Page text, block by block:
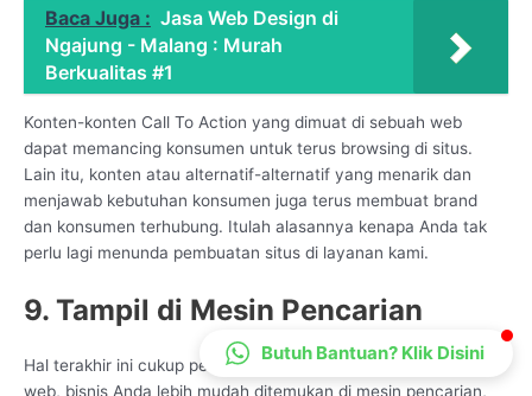
Baca Juga : Jasa Web Design di
Ngajung - Malang : Murah
Berkualitas #1
Konten-konten Call To Action yang dimuat di sebuah web
dapat memancing konsumen untuk terus browsing di situs.
Lain itu, konten atau alternatif-alternatif yang menarik dan
menjawab kebutuhan konsumen juga terus membuat brand
dan konsumen terhubung. Itulah alasannya kenapa Anda tak
perlu lagi menunda pembuatan situs di layanan kami.
9. Tampil di Mesin Pencarian
Hal terakhir ini cukup penting karena melalui keberadaan situs
web, bisnis Anda lebih mudah ditemukan di mesin pencarian,
Butuh Bantuan? Klik Disini